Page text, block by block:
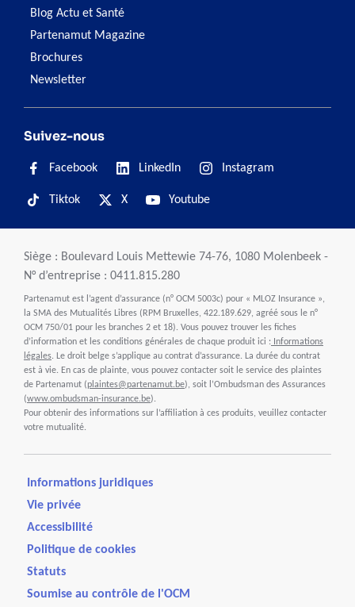
Blog Actu et Santé
Partenamut Magazine
Brochures
Newsletter
Suivez-nous
Facebook LinkedIn Instagram
Tiktok X Youtube
Siège : Boulevard Louis Mettewie 74-76, 1080 Molenbeek -
N° d’entreprise : 0411.815.280
Partenamut est l’agent d’assurance (n° OCM 5003c) pour « MLOZ Insurance »,
la SMA des Mutualités Libres (RPM Bruxelles, 422.189.629, agréé sous le n°
OCM 750/01 pour les branches 2 et 18). Vous pouvez trouver les fiches
d’information et les conditions générales de chaque produit ici : Informations
légales. Le droit belge s’applique au contrat d’assurance. La durée du contrat
est à vie. En cas de plainte, vous pouvez contacter soit le service des plaintes
de Partenamut (plaintes@partenamut.be), soit l’Ombudsman des Assurances
(www.ombudsman-insurance.be).
Pour obtenir des informations sur l’affiliation à ces produits, veuillez contacter
votre mutualité.
Informations juridiques
Vie privée
Accessibilité
Politique de cookies
Statuts
Soumise au contrôle de l'OCM